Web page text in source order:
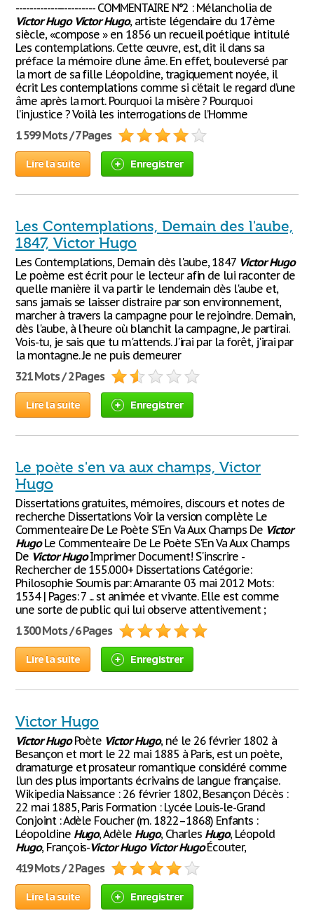
----------------------- COMMENTAIRE N°2 : Mélancholia de
VictorHugo Victor Hugo, artiste légendaire du 17ème
siècle, «compose » en 1856 un recueil poétique intitulé
Les contemplations. Cette œuvre, est, dit il dans sa
préface la mémoire d’une âme. En effet, bouleversé par
la mort de sa fille Léopoldine, tragiquement noyée, il
écrit Les contemplations comme si c’était le regard d’une
âme après la mort. Pourquoi la misère ? Pourquoi
l’injustice ? Voilà les interrogations de l’Homme
1 599 Mots / 7 Pages
Lire la suite Enregistrer
Les Contemplations, Demain des l'aube,
1847, Victor Hugo
Les Contemplations, Demain dès l'aube, 1847 VictorHugo
Le poème est écrit pour le lecteur afin de lui raconter de
quelle manière il va partir le lendemain dès l'aube et,
sans jamais se laisser distraire par son environnement,
marcher à travers la campagne pour le rejoindre. Demain,
dès l'aube, à l'heure où blanchit la campagne, Je partirai.
Vois-tu, je sais que tu m'attends. J'irai par la forêt, j'irai par
la montagne. Je ne puis demeurer
321 Mots / 2 Pages
Lire la suite Enregistrer
Le poète s'en va aux champs, Victor
Hugo
Dissertations gratuites, mémoires, discours et notes de
recherche Dissertations Voir la version complète Le
Commenteaire De Le Poète S'En Va Aux Champs De Victor
HugoLe Commenteaire De Le Poète S'En Va Aux Champs
De VictorHugoImprimer Document! S'inscrire -
Rechercher de 155.000+ Dissertations Catégorie:
Philosophie Soumis par: Amarante 03 mai 2012 Mots:
1534 | Pages: 7 ... st animée et vivante. Elle est comme
une sorte de public qui lui observe attentivement ;
1 300 Mots / 6 Pages
Lire la suite Enregistrer
Victor Hugo
VictorHugoPoète Victor Hugo, né le 26 février 1802 à
Besançon et mort le 22 mai 1885 à Paris, est un poète,
dramaturge et prosateur romantique considéré comme
l’un des plus importants écrivains de langue française.
Wikipedia Naissance : 26 février 1802, Besançon Décès :
22 mai 1885, Paris Formation : Lycée Louis-le-Grand
Conjoint : Adèle Foucher (m. 1822–1868) Enfants :
Léopoldine Hugo, Adèle Hugo, Charles Hugo, Léopold
Hugo, François-Victor Hugo VictorHugoÉcouter,
419 Mots / 2 Pages
Lire la suite Enregistrer